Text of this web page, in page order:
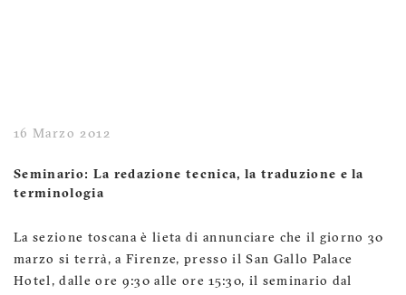
16 Marzo 2012
Seminario: La redazione tecnica, la traduzione e la
terminologia
La sezione toscana è lieta di annunciare che il giorno 30
marzo si terrà, a Firenze, presso il San Gallo Palace
Hotel, dalle ore 9:30 alle ore 15:30, il seminario dal